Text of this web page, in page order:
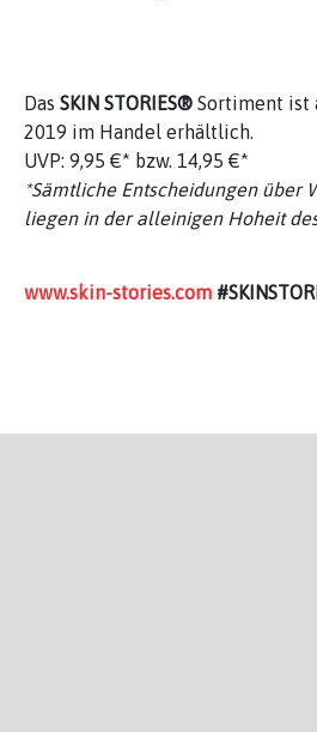
Das SKIN STORIES® Sortiment ist
2019 im Handel erhältlich.
UVP: 9,95 €* bzw. 14,95 €*
*Sämtliche Entscheidungen über
liegen in der alleinigen Hoheit
www.skin-stories.com